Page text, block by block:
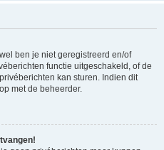
ben je niet geregistreerd en/of
functie uitgeschakeld, of de
kan sturen. Indien dit
met de beheerder.